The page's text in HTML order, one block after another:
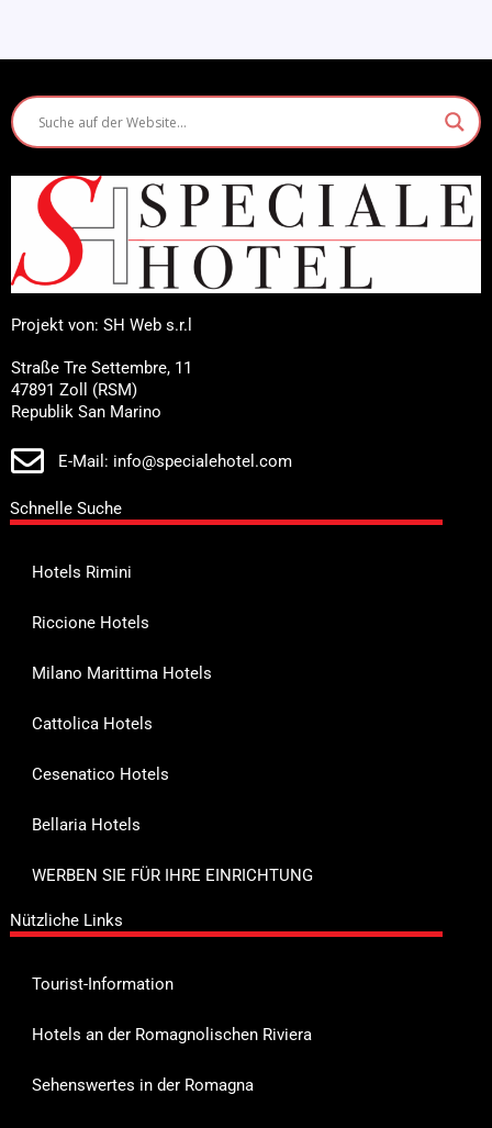
Projekt von: SH Web s.r.l
Straße Tre Settembre, 11
47891 Zoll (RSM)
Republik San Marino
E-Mail: info@specialehotel.com
Schnelle Suche
Hotels Rimini
Riccione Hotels
Milano Marittima Hotels
Cattolica Hotels
Cesenatico Hotels
Bellaria Hotels
WERBEN SIE FÜR IHRE EINRICHTUNG
Nützliche Links
Tourist-Information
Hotels an der Romagnolischen Riviera
Sehenswertes in der Romagna